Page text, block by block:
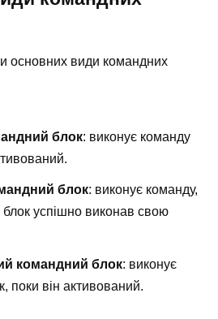
основних види командних
блок: виконує команду
блок: виконує команду,
успішно виконав свою
командний блок: виконує
поки він активований.